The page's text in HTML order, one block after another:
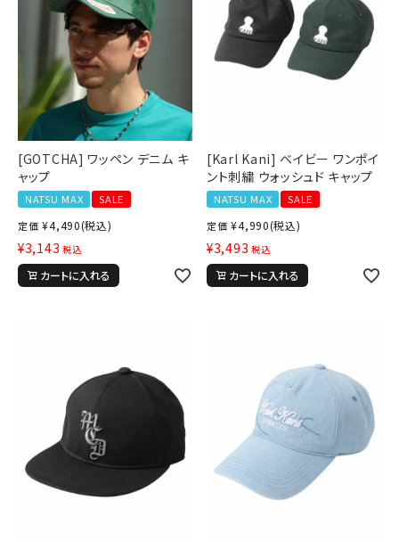
[GOTCHA] ワッペン デニム キ
ャップ
NATSU MAX
SALE
定価 ¥4,490(税込)
¥3,143 税込
カートに入れる
[Karl Kani] ベイビー ワンポイ
ント刺繍 ウォッシュド キャップ
NATSU MAX
SALE
定価 ¥4,990(税込)
¥3,493 税込
カートに入れる